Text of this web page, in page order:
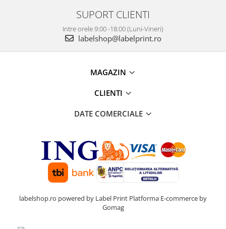
SUPORT CLIENTI
Intre orele 9:00 -18:00 (Luni-Vineri)
labelshop@labelprint.ro
MAGAZIN
CLIENTI
DATE COMERCIALE
labelshop.ro powered by Label Print Platforma E-commerce by
Gomag